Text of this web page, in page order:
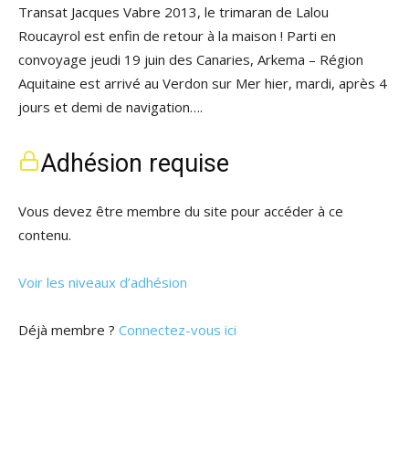
Transat Jacques Vabre 2013, le trimaran de Lalou
Roucayrol est enfin de retour à la maison ! Parti en
convoyage jeudi 19 juin des Canaries, Arkema – Région
Aquitaine est arrivé au Verdon sur Mer hier, mardi, après 4
jours et demi de navigation….
Adhésion requise
Vous devez être membre du site pour accéder à ce
contenu.
Voir les niveaux d’adhésion
Déjà membre ? Connectez-vous ici